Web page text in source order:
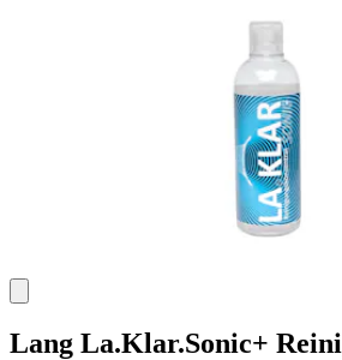
Lang La.Klar.Sonic+